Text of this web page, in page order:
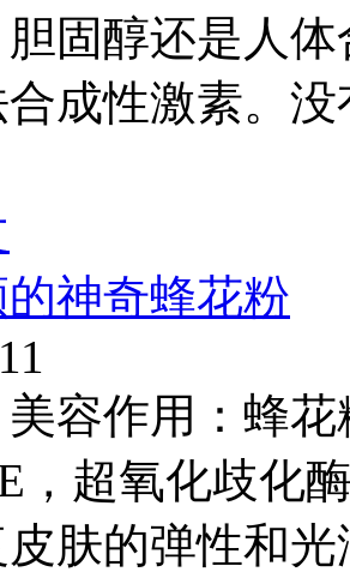
固醇还是人
成性激素。
神奇蜂花粉
美容作用：蜂
，超氧化歧化
肤的弹性和